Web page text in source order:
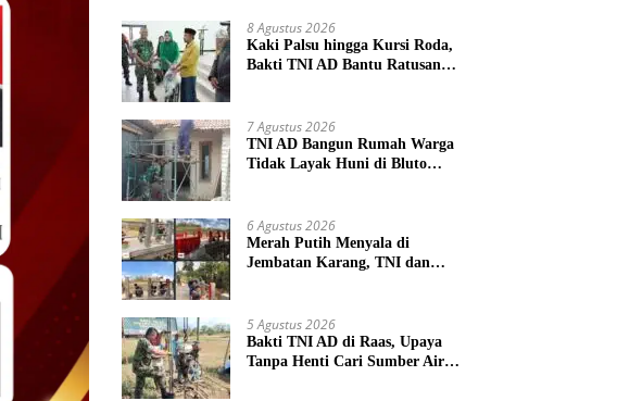
8 Agustus 2026
Kaki Palsu hingga Kursi Roda,
Bakti TNI AD Bantu Ratusan
7 Agustus 2026
TNI AD Bangun Rumah Warga
Tidak Layak Huni di Bluto
6 Agustus 2026
Merah Putih Menyala di
Jembatan Karang, TNI dan
5 Agustus 2026
Bakti TNI AD di Raas, Upaya
Tanpa Henti Cari Sumber Air